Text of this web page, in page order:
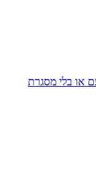
או בלי מסגרת